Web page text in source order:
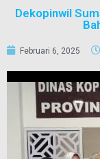
Dekopinwil
Februari 6, 2025